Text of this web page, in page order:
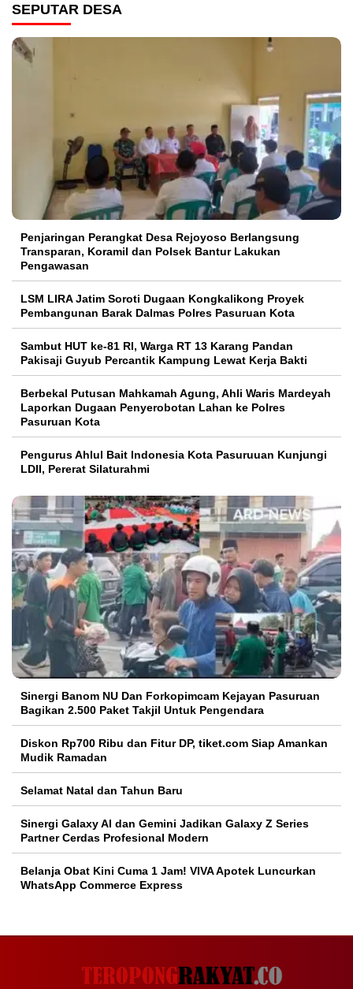
SEPUTAR DESA
Penjaringan Perangkat Desa Rejoyoso Berlangsung
Transparan, Koramil dan Polsek Bantur Lakukan
Pengawasan
LSM LIRA Jatim Soroti Dugaan Kongkalikong Proyek
Pembangunan Barak Dalmas Polres Pasuruan Kota
Sambut HUT ke-81 RI, Warga RT 13 Karang Pandan
Pakisaji Guyub Percantik Kampung Lewat Kerja Bakti
Berbekal Putusan Mahkamah Agung, Ahli Waris Mardeyah
Laporkan Dugaan Penyerobotan Lahan ke Polres
Pasuruan Kota
Pengurus Ahlul Bait Indonesia Kota Pasuruuan Kunjungi
LDII, Pererat Silaturahmi
Sinergi Banom NU Dan Forkopimcam Kejayan Pasuruan
Bagikan 2.500 Paket Takjil Untuk Pengendara
Diskon Rp700 Ribu dan Fitur DP, tiket.com Siap Amankan
Mudik Ramadan
Selamat Natal dan Tahun Baru
Sinergi Galaxy AI dan Gemini Jadikan Galaxy Z Series
Partner Cerdas Profesional Modern
Belanja Obat Kini Cuma 1 Jam! VIVA Apotek Luncurkan
WhatsApp Commerce Express